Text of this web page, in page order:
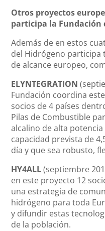
Otros proyectos
participa la Fundación
Además de en estos
del Hidrógeno participa
de alcance europeo,
ELYNTEGRATION
Fundación coordina
socios de 4 países
Pilas de Combustible
alcalino de alta
capacidad prevista de
día y que sea robusto,
HY4ALL(septiembre
en este proyecto 12
una estrategia de
hidrógeno para toda
y difundir estas
de la población.